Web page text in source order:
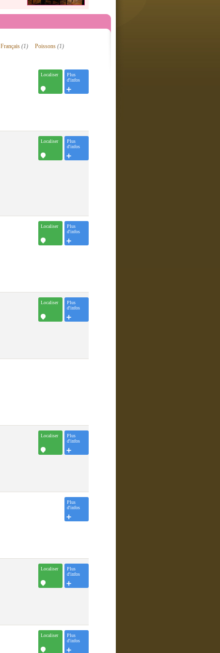
Français(1) Poissons (1)
Plus
d'infos
Localiser
Plus
d'infos
Localiser
Plus
d'infos
Localiser
Plus
d'infos
Localiser
Plus
d'infos
Localiser
Plus
d'infos
Plus
d'infos
Localiser
Plus
d'infos
Localiser